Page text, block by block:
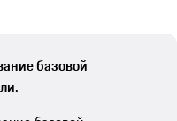
базовой